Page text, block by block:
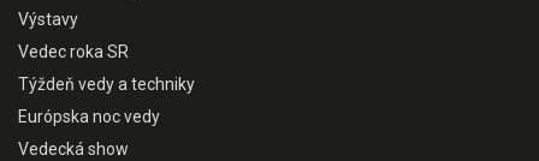
Výstavy
Vedec roka SR
Týždeň vedy a techniky
Európska noc vedy
Vedecká show